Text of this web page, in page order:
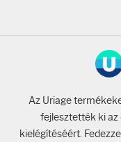
Az Uriage
fejlesztették ki az
kielégítéséért.